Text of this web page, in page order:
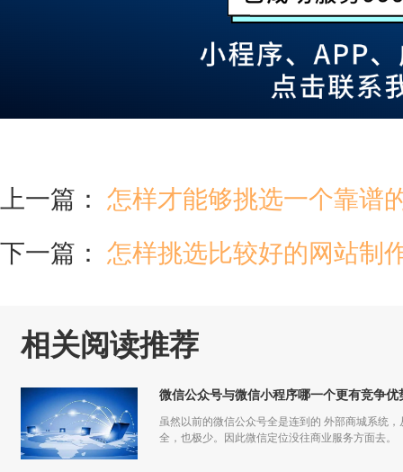
上一篇： 怎样才能够挑选一个靠谱
下一篇： 怎样挑选比较好的网站制
相关阅读推荐
微信公众号与微信小程序哪一个更有竞争优
虽然以前的微信公众号全是连到的 外部商城系统
全，也极少。因此微信定位没往商业服务方面去。